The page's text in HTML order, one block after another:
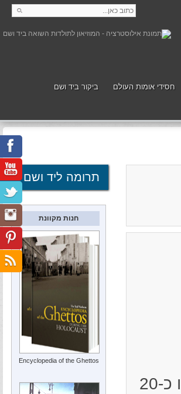
חסידי אומות העולם ביקור ביד ושם
בסולובקובצי כ-900 יהודים שהיו כ-20
תרומה ליד ושם
חנות מקוונת
Encyclopedia of the Ghettos